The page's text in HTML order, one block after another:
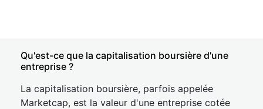
Qu'est-ce que la capitalisation boursière d'une
entreprise ?
La capitalisation boursière, parfois appelée
Marketcap, est la valeur d'une entreprise cotée